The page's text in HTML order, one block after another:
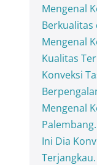
Mengenal
Berkualitas
Mengenal
Kualitas
Konveksi
Mengenal
Palembang.
Ini Dia
Terjangkau.